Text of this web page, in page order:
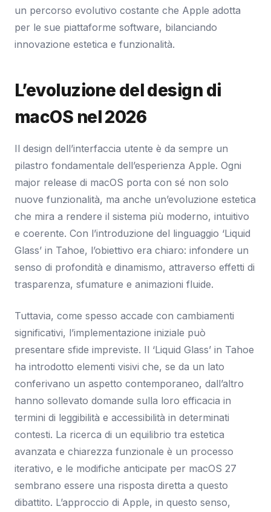
un percorso evolutivo costante che Apple adotta
per le sue piattaforme software, bilanciando
innovazione estetica e funzionalità.
L’evoluzione del design di
macOS nel 2026
Il design dell’interfaccia utente è da sempre un
pilastro fondamentale dell’esperienza Apple. Ogni
major release di macOS porta con sé non solo
nuove funzionalità, ma anche un’evoluzione estetica
che mira a rendere il sistema più moderno, intuitivo
e coerente. Con l’introduzione del linguaggio ‘Liquid
Glass’ in Tahoe, l’obiettivo era chiaro: infondere un
senso di profondità e dinamismo, attraverso effetti di
trasparenza, sfumature e animazioni fluide.
Tuttavia, come spesso accade con cambiamenti
significativi, l’implementazione iniziale può
presentare sfide impreviste. Il ‘Liquid Glass’ in Tahoe
ha introdotto elementi visivi che, se da un lato
conferivano un aspetto contemporaneo, dall’altro
hanno sollevato domande sulla loro efficacia in
termini di leggibilità e accessibilità in determinati
contesti. La ricerca di un equilibrio tra estetica
avanzata e chiarezza funzionale è un processo
iterativo, e le modifiche anticipate per macOS 27
sembrano essere una risposta diretta a questo
dibattito. L’approccio di Apple, in questo senso,